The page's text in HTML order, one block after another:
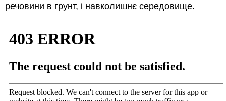
речовини в грунт, і навколишнє середовище.